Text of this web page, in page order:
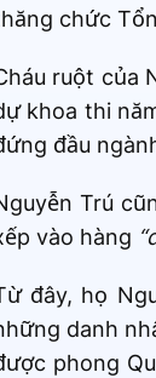
chức
ruột của
khoa thi
đầu
Trú
vào hàng
đây, họ
danh
phong